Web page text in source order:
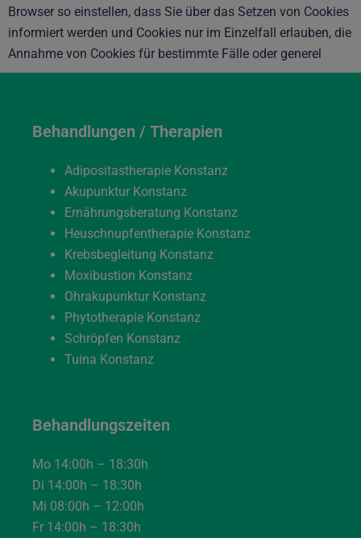
Browser so einstellen, dass Sie über das Setzen von Cookies
informiert werden und Cookies nur im Einzelfall erlauben, die
Annahme von Cookies für bestimmte Fälle oder generel
Behandlungen / Therapien
Adipositastherapie Konstanz
Akupunktur Konstanz
Ernährungsberatung Konstanz
Heuschnupfentherapie Konstanz
Krebsbegleitung Konstanz
Moxibustion Konstanz
Ohrakupunktur Konstanz
Phytotherapie Konstanz
Schröpfen Konstanz
Tuina Konstanz
Behandlungszeiten
Mo 14:00h – 18:30h
Di 14:00h – 18:30h
Mi 08:00h – 12:00h
Fr 14:00h – 18:30h